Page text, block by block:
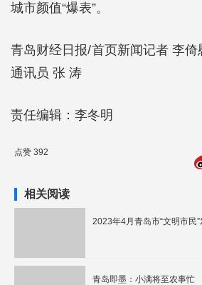
城市颜值“爆表”。
青岛财经日报/首页新闻记者 李
通讯员 张 涛
责任编辑：李冬明
点赞 392
相关阅读
2023年4月青岛市“文明市民
青岛即墨：小满将至农事忙